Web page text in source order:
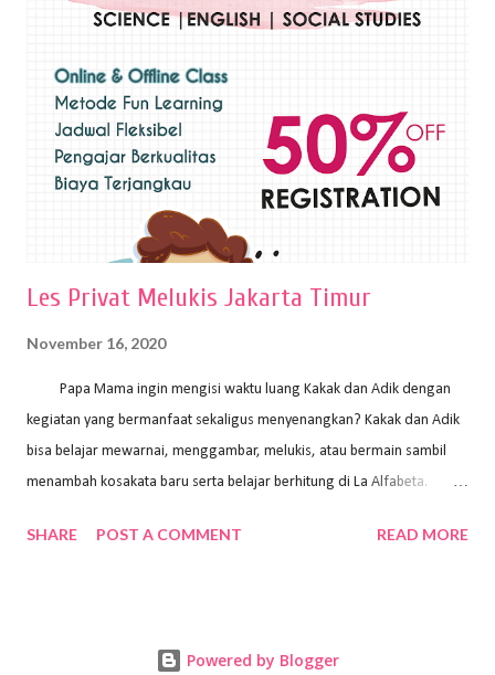
sapuan warna cat yang tebal. Dengan memberikan sapuan warna
pelukis untuk menghasilkan lukisan yang mempesona dan tentunya
bernilai tinggi. Ciri teknik plakat Ciri-ciri teknik plakat, yaitu: Sapuan
warna yang kental dan tebal. Hasil lukisan menutupi seluruh bagian
medianya Mem...
Les Privat Melukis Jakarta Timur
November 16, 2020
Papa Mama ingin mengisi waktu luang Kakak dan Adik dengan
kegiatan yang bermanfaat sekaligus menyenangkan? Kakak dan Adik
bisa belajar mewarnai, menggambar, melukis, atau bermain sambil
menambah kosakata baru serta belajar berhitung di La Alfabeta.
kok untuk mengajar dengan metode yang fun, La Alfabeta
Alfabeta. ⁣⁣⁣⁣Ada pilihan online class maupun offline class lho! Cek
SHARE POST A COMMENT READ MORE
Powered by Blogger